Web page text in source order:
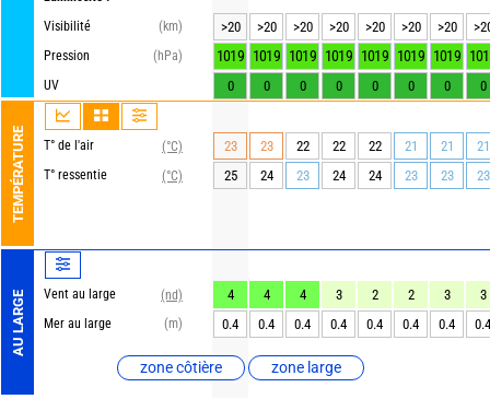
Visibilité
(km)
Pression
(hPa)
UV
TEMPÉRATURE T° de l'air
(°C)
T° ressentie
(°C)
AU LARGE Vent au large
(nd)
Mer au large
(m)
zone côtière zone large
>20 >20 >20 >20 >20 >20 >20
1019 1019 1019 1019 1019 1019 1019
0 0 0 0 0 0 0 0
23 23 22 22 22 21 21
21
25
24 23 24 24 23 23 23
4 4 4 3 2 2 3
3
0.4
0.4 0.4 0.4 0.4 0.4 0.4 0.4